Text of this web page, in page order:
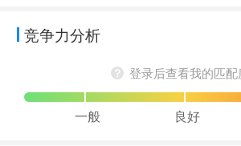
竞争力分析
登录后查看我的匹配
一般 良好